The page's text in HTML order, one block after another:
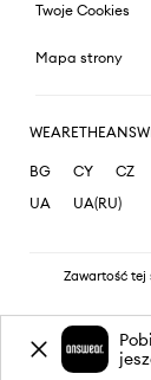
Twoje Cookies
Mapa strony
BG CY CZ
UA
UA(RU)
Zawartość tej